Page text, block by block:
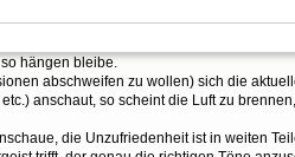
hängen bleibe.
abschweifen zu wollen) sich die
anschaut, so scheint die Luft zu
die Unzufriedenheit ist in weiten